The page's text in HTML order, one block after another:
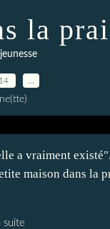
la
a vraiment
maison dans la
suite